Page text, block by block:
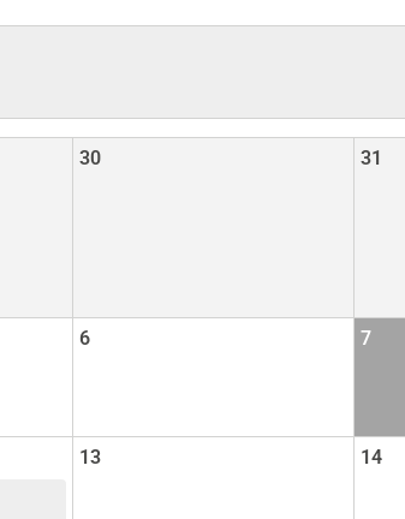
30 31
6 7
13 14